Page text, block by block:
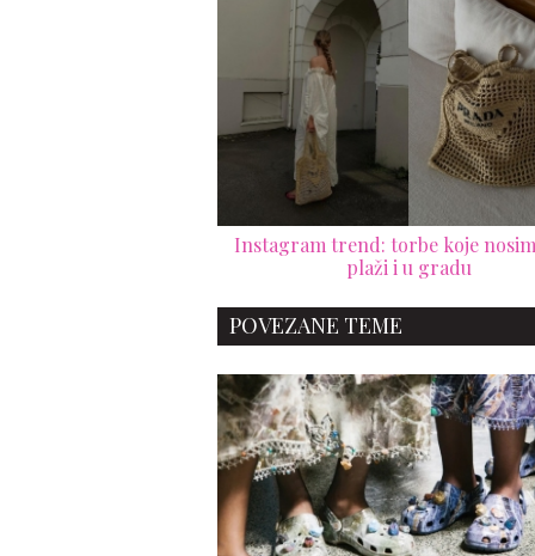
Instagram trend: torbe koje
plaži i u gradu
POVEZANE TEME